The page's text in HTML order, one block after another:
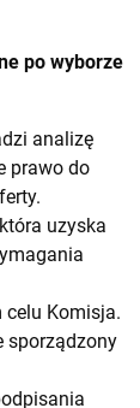
po wyborze
analizę
prawo do
uzyska
celu Komisja.
sporządzony